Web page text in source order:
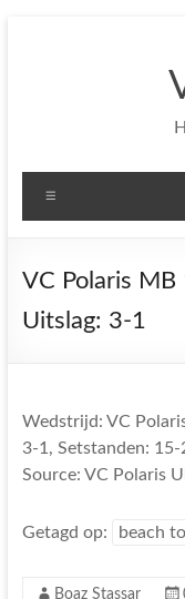
VC Polaris MB
Uitslag: 3-1
Wedstrijd: VC
3-1, Setstanden:
Source: VC Polaris
Getagd op: beach
Boaz Stassar